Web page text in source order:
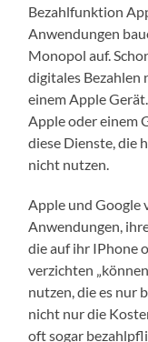
Bezahlfunktion
Anwendungen
Monopol auf.
digitales Bezahlen
einem Apple
Apple oder einem
diese Dienste, die
nicht nutzen.
Apple und Google
Anwendungen,
die auf ihr IPhone
verzichten
nutzen, die es nur
nicht nur die
oft sogar